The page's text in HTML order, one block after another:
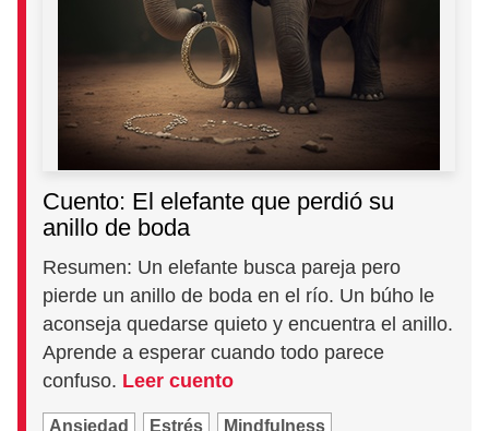
Cuento: El elefante que perdió su
anillo de boda
Resumen: Un elefante busca pareja pero
pierde un anillo de boda en el río. Un búho le
aconseja quedarse quieto y encuentra el anillo.
Aprende a esperar cuando todo parece
confuso. Leer cuento
Ansiedad Estrés Mindfulness